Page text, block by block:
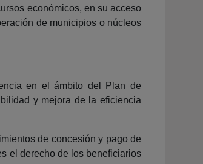
económicos, en su acceso
de municipios o núcleos
en el ámbito del Plan de
y mejora de la eficiencia
de concesión y pago de
el derecho de los beneficiarios